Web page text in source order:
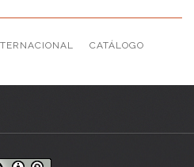
CATÁLOGO